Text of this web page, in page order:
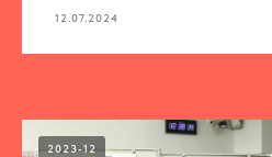
12.07.2024
2023-12